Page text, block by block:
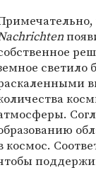
светило
космос.